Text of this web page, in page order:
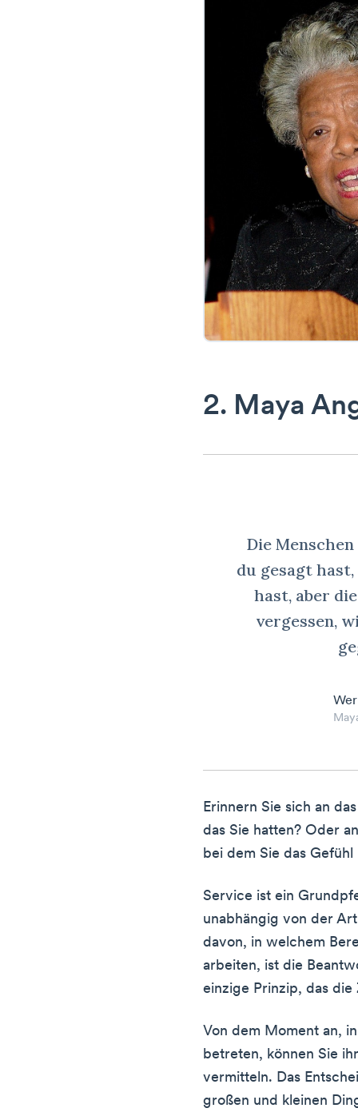
2. Maya
Die
du gesagt
hast, aber
vergessen,
Erinnern Sie sich an
das Sie hatten? Oder
bei dem Sie das
Service ist ein
unabhängig von der
davon, in welchem
arbeiten, ist die
einzige Prinzip, das
Von dem Moment an,
betreten, können Sie
vermitteln. Das
großen und kleinen